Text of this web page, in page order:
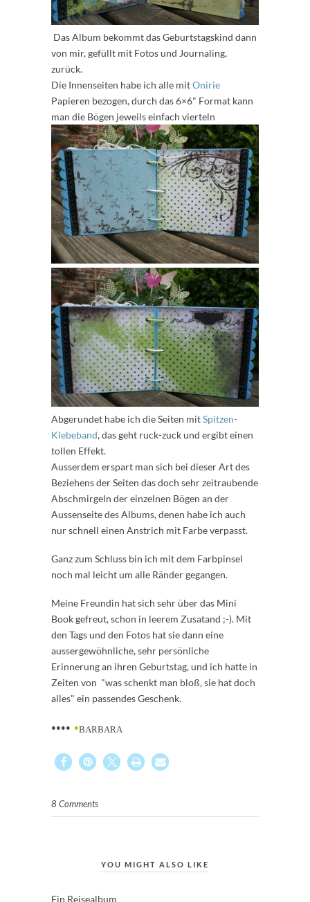
Das Album bekommt das Geburtstagskind dann
von mir, gefüllt mit Fotos und Journaling,
zurück.
Die Innenseiten habe ich alle mitOnirie
Papieren bezogen, durch das 6×6" Format kann
man die Bögen jeweils einfach vierteln
Abgerundet habe ich die Seiten mitSpitzen-
Klebeband, das geht ruck-zuck und ergibt einen
tollen Effekt.
Ausserdem erspart man sich bei dieser Art des
Beziehens der Seiten das doch sehr zeitraubende
Abschmirgeln der einzelnen Bögen an der
Aussenseite des Albums, denen habe ich auch
nur schnell einen Anstrich mit Farbe verpasst.
Ganz zum Schluss bin ich mit dem Farbpinsel
noch mal leicht um alle Ränder gegangen.
Meine Freundin hat sich sehr über das Mini
Book gefreut, schon in leerem Zusatand ;-). Mit
den Tags und den Fotos hat sie dann eine
aussergewöhnliche, sehr persönliche
Erinnerung an ihren Geburtstag, und ich hatte in
Zeiten von "was schenkt man bloß, sie hat doch
alles" ein passendes Geschenk.
•••• •BARBARA
8 Comments
YOU MIGHT ALSO LIKE
Ein Reisealbum